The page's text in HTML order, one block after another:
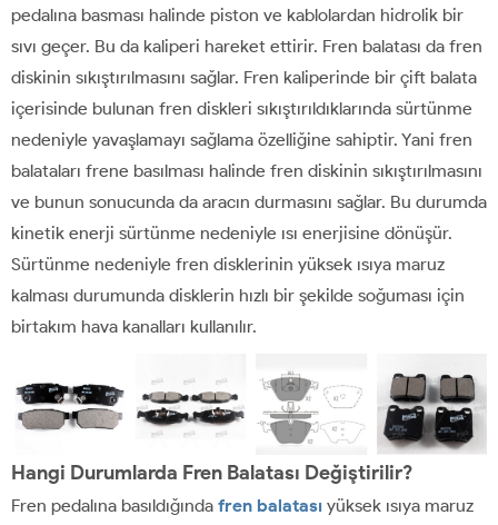
pedalına basması halinde piston ve kablolardan hidrolik bir
sıvı geçer. Bu da kaliperi hareket ettirir. Fren balatası da fren
diskinin sıkıştırılmasını sağlar. Fren kaliperinde bir çift balata
içerisinde bulunan fren diskleri sıkıştırıldıklarında sürtünme
nedeniyle yavaşlamayı sağlama özelliğine sahiptir. Yani fren
balataları frene basılması halinde fren diskinin sıkıştırılmasını
ve bunun sonucunda da aracın durmasını sağlar. Bu durumda
kinetik enerji sürtünme nedeniyle ısı enerjisine dönüşür.
Sürtünme nedeniyle fren disklerinin yüksek ısıya maruz
kalması durumunda disklerin hızlı bir şekilde soğuması için
birtakım hava kanalları kullanılır.
Hangi Durumlarda Fren Balatası Değiştirilir?
Fren pedalına basıldığında fren balatası yüksek ısıya maruz